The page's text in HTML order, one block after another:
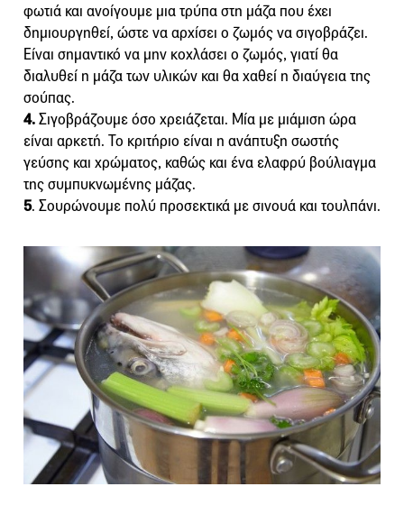
φωτιά και ανοίγουμε μια τρύπα στη μάζα που έχει
δημιουργηθεί, ώστε να αρχίσει ο ζωμός να σιγοβράζει.
Είναι σημαντικό να μην κοχλάσει ο ζωμός, γιατί θα
διαλυθεί η μάζα των υλικών και θα χαθεί η διαύγεια της
σούπας.
4.Σιγοβράζουμε όσο χρειάζεται. Μία με μιάμιση ώρα
είναι αρκετή. Το κριτήριο είναι η ανάπτυξη σωστής
γεύσης και χρώματος, καθώς και ένα ελαφρύ βούλιαγμα
της συμπυκνωμένης μάζας.
5. Σουρώνουμε πολύ προσεκτικά με σινουά και τουλπάνι.